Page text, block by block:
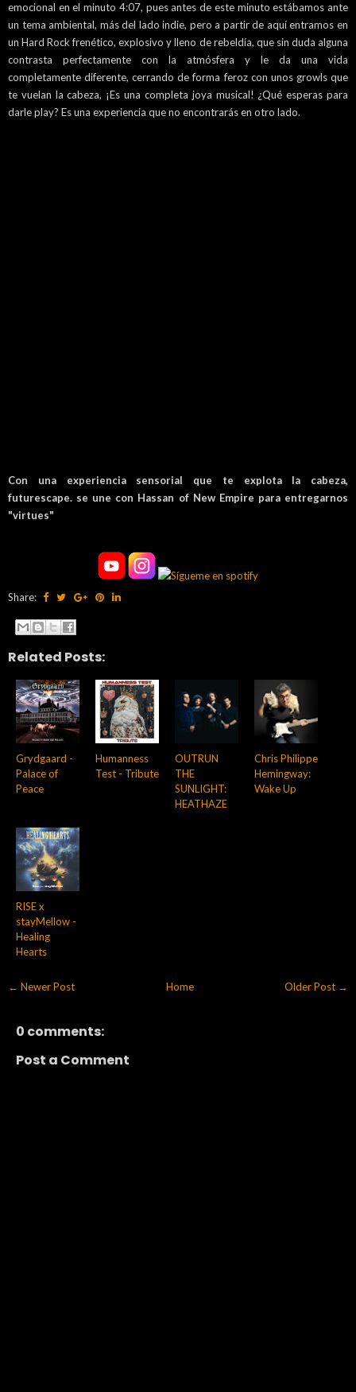
emocional en el minuto 4:07, pues antes de este minuto estábamos ante
un tema ambiental, más del lado indie, pero a partir de aquí entramos en
un Hard Rock frenético, explosivo y lleno de rebeldía, que sin duda alguna
contrasta perfectamente con la atmósfera y le da una vida
completamente diferente, cerrando de forma feroz con unos growls que
te vuelan la cabeza, ¡Es una completa joya musical! ¿Qué esperas para
darle play? Es una experiencia que no encontrarás en otro lado.
Con una experiencia sensorial que te explota la cabeza,
futurescape. se une con Hassan of New Empire para entregarnos
"virtues"
Share:
Related Posts:
Grydgaard -
Palace of
Peace
Humanness
Test - Tribute
OUTRUN
THE
SUNLIGHT:
HEATHAZE
Chris Philippe
Hemingway:
Wake Up
RISE x
stayMellow -
Healing
Hearts
← Newer Post Older Post →
Home
0 comments:
Post a Comment